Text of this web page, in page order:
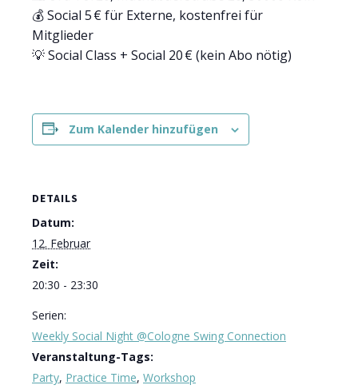
💰 Social 5 € für Externe, kostenfrei für
Mitglieder
💡 Social Class + Social 20 € (kein Abo nötig)
Zum Kalender hinzufügen
DETAILS
Datum:
12. Februar
Zeit:
20:30 - 23:30
Serien:
Weekly Social Night @Cologne Swing Connection
Veranstaltung-Tags:
Party, Practice Time, Workshop